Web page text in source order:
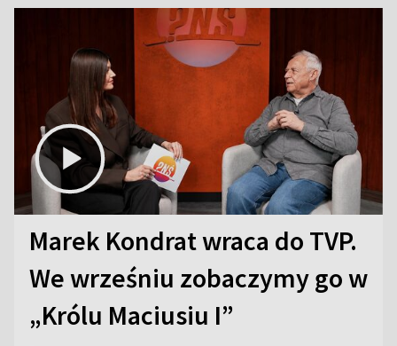
Marek Kondrat wraca do TVP.
We wrześniu zobaczymy go w
„Królu Maciusiu I”